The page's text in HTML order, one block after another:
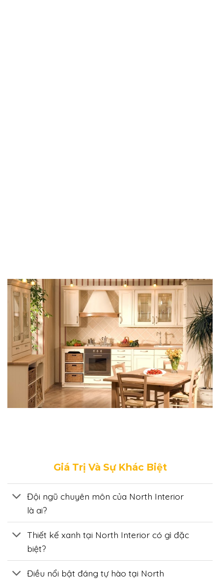
Giá Trị Và Sự Khác Biệt
Đội ngũ chuyên môn của North Interior
là ai?
Thiết kế xanh tại North Interior có gì đặc
biệt?
Điều nổi bật đáng tự hào tại North